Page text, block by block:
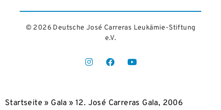
© 2026 Deutsche José Carreras Leukämie-Stiftung
e.V.​
Startseite » Gala »12. José Carreras Gala, 2006